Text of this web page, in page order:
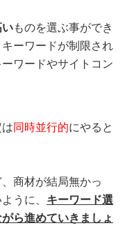
ものを選ぶ事ができ
ーワードが制限され
ワードやサイトコン
同時並行的にやると
商材が結局無かっ
うに、 キーワード選
ら進めていきましょ